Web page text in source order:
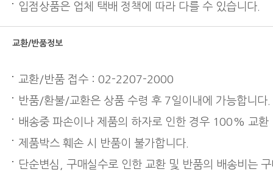
입점상품은 업체 택배 정책에 따라 다를 수 있습니다.
교환/반품정보
교환/반품 접수 : 02-2207-2000
반품/환불/교환은 상품 수령 후 7일이내에 가능합니다.
배송중 파손이나 제품의 하자로 인한 경우 100% 교환
제품박스 훼손 시 반품이 불가합니다.
단순변심, 구매실수로 인한 교환 및 반품의 배송비는